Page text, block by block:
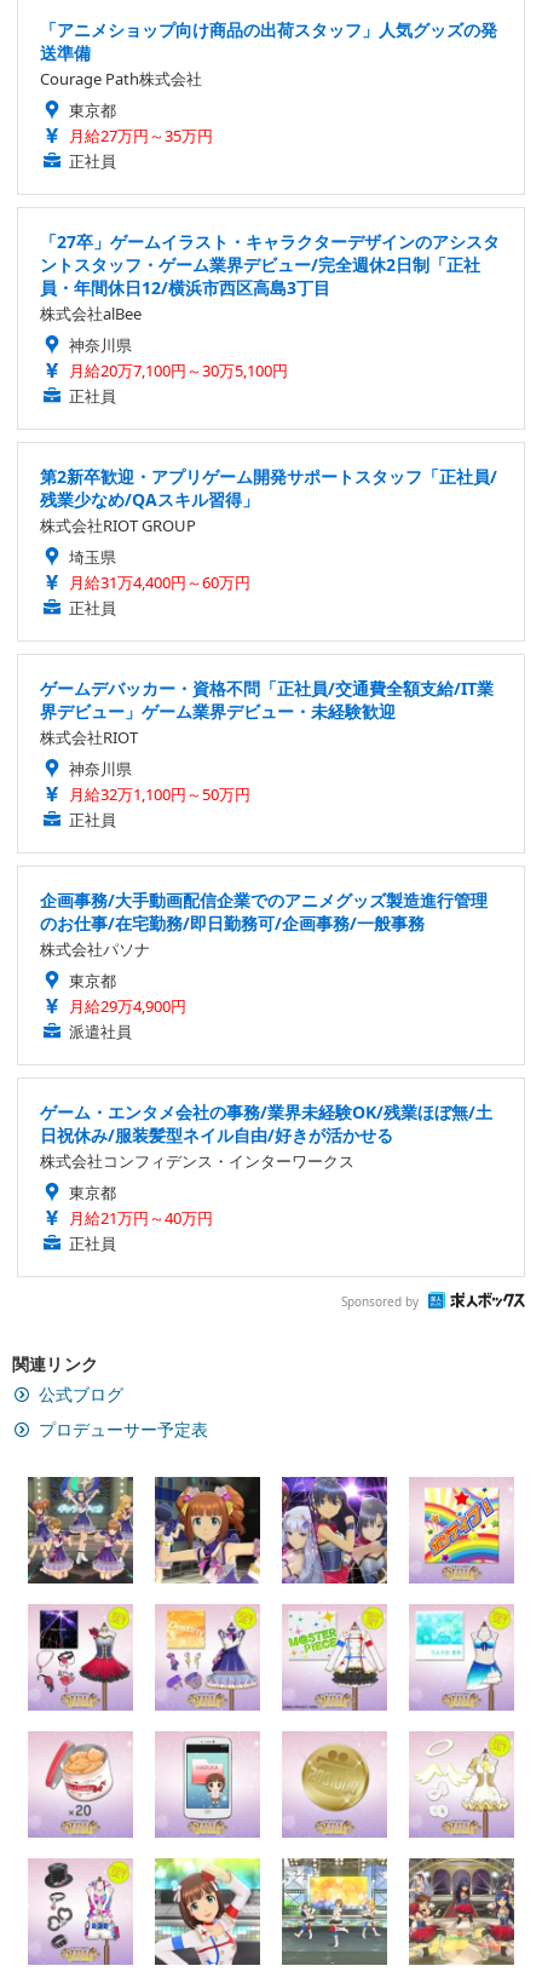
「アニメショップ向け商品の出荷スタッフ」人気グッズの発
送準備
Courage Path株式会社
東京都
月給27万円～35万円
正社員
「27卒」ゲームイラスト・キャラクターデザインのアシスタ
ントスタッフ・ゲーム業界デビュー/完全週休2日制「正社
員・年間休日12/横浜市西区高島3丁目
株式会社alBee
神奈川県
月給20万7,100円～30万5,100円
正社員
第2新卒歓迎・アプリゲーム開発サポートスタッフ「正社員/
残業少なめ/QAスキル習得」
株式会社RIOT GROUP
埼玉県
月給31万4,400円～60万円
正社員
ゲームデバッカー・資格不問「正社員/交通費全額支給/IT業
界デビュー」ゲーム業界デビュー・未経験歓迎
株式会社RIOT
神奈川県
月給32万1,100円～50万円
正社員
企画事務/大手動画配信企業でのアニメグッズ製造進行管理
のお仕事/在宅勤務/即日勤務可/企画事務/一般事務
株式会社パソナ
東京都
月給29万4,900円
派遣社員
ゲーム・エンタメ会社の事務/業界未経験OK/残業ほぼ無/土
日祝休み/服装髪型ネイル自由/好きが活かせる
株式会社コンフィデンス・インターワークス
東京都
月給21万円～40万円
正社員
Sponsored by
関連リンク
公式ブログ
プロデューサー予定表